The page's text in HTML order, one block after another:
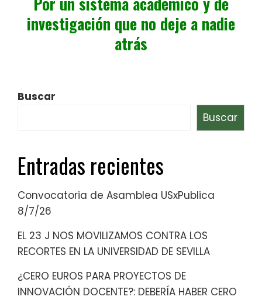
investigación que no deje a nadie
atrás
Buscar
Buscar
Entradas recientes
Convocatoria de Asamblea USxPublica
8/7/26
EL 23 J NOS MOVILIZAMOS CONTRA LOS
RECORTES EN LA UNIVERSIDAD DE SEVILLA
¿CERO EUROS PARA PROYECTOS DE
INNOVACIÓN DOCENTE?: DEBERÍA HABER CERO